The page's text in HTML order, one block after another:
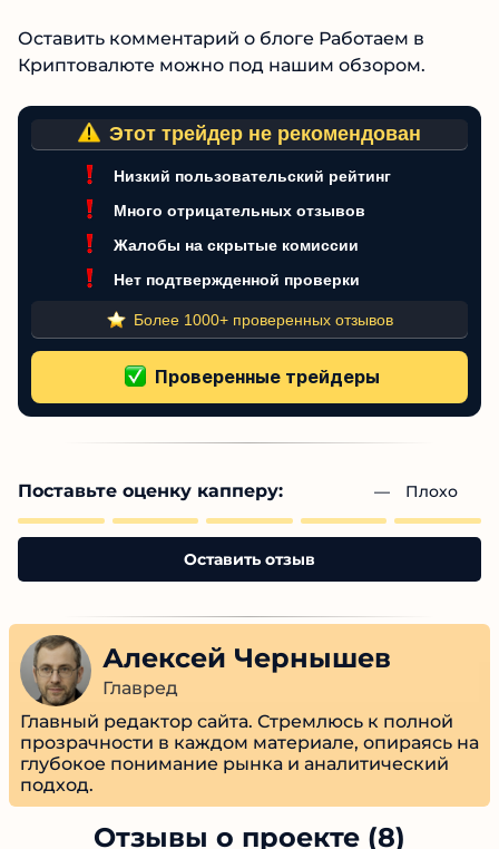
Оставить комментарий о блоге Работаем в
Этот трейдер не рекомендован
Более 1000+ проверенных отзывов
Оставить отзыв
Алексей Чернышев
Главный редактор сайта. Стремлюсь к полной
прозрачности в каждом материале, опираясь
на глубокое понимание рынка и
аналитический подход.